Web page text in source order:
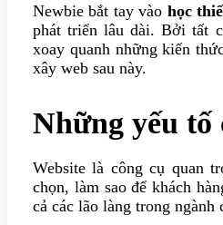
Newbie bắt tay vào học
phát triển lâu dài. Bởi tất
xoay quanh những kiến
xây web sau này.
Những yếu tố
Website là công cụ quan
chọn, làm sao để khách
cả các lão làng trong